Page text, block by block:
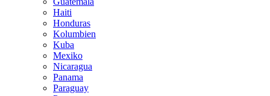
Haiti
Honduras
Kolumbien
Kuba
Mexiko
Nicaragua
Panama
Paraguay